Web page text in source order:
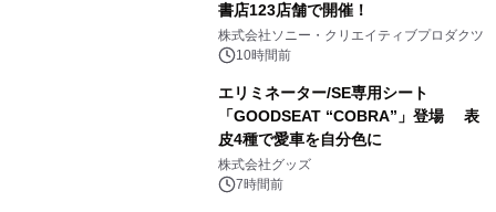
書店123店舗で開催！
株式会社ソニー・クリエイティブプロダクツ
10時間前
エリミネーター/SE専用シート
「GOODSEAT “COBRA”」登場 表
皮4種で愛車を自分色に
株式会社グッズ
7時間前